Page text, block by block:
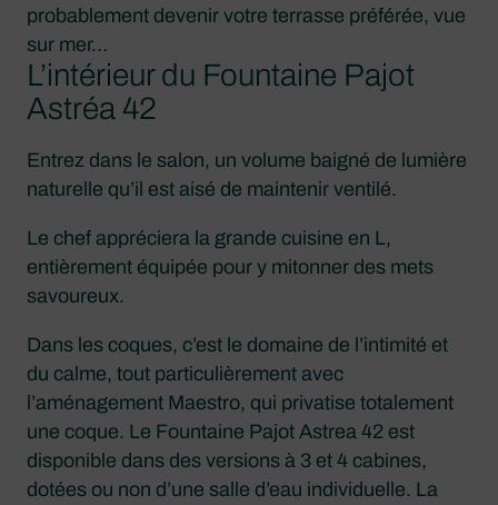
probablement devenir votre terrasse préférée, vue
sur mer…
L’intérieur du Fountaine Pajot
Astréa 42
Entrez dans le salon, un volume baigné de lumière
naturelle qu’il est aisé de maintenir ventilé.
Le chef appréciera la grande cuisine en L,
entièrement équipée pour y mitonner des mets
savoureux.
Dans les coques, c’est le domaine de l’intimité et
du calme, tout particulièrement avec
l’aménagement Maestro, qui privatise totalement
une coque. Le Fountaine Pajot Astrea 42 est
disponible dans des versions à 3 et 4 cabines,
dotées ou non d’une salle d’eau individuelle. La